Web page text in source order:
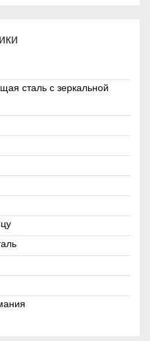
сталь с зеркальной